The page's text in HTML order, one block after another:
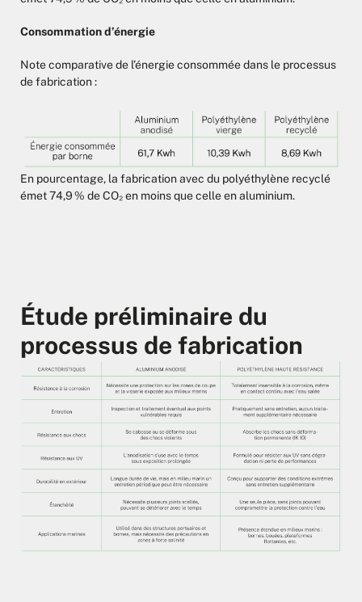
Consommation d’énergie
Note comparative de l’énergie consommée dans le processus
de fabrication :
En pourcentage, la fabrication avec du polyéthylène recyclé
émet 74,9 % de CO₂ en moins que celle en aluminium.
Étude préliminaire du
processus de fabrication